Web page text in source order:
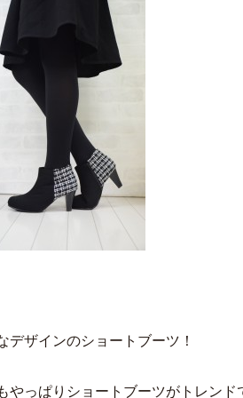
デザインのショートブーツ！
やっぱりショートブーツがトレン